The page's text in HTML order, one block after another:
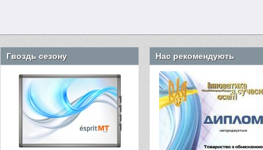
Гвоздь сезону Нас рекомендують